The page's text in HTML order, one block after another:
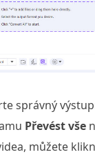
správný
Převést vše
můžete